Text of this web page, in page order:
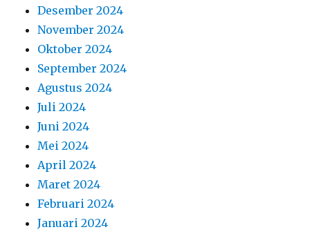
Desember 2024
November 2024
Oktober 2024
September 2024
Agustus 2024
Juli 2024
Juni 2024
Mei 2024
April 2024
Maret 2024
Februari 2024
Januari 2024